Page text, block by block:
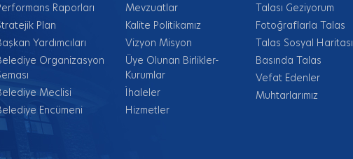
Raporları
Plan
Yardımcıları
Organizasyon
Meclisi
Encümeni
Mevzuatlar
Kalite Politikamız
Vizyon Misyon
Üye Olunan Birlikler-
Kurumlar
İhaleler
Hizmetler
Talası Geziyorum
Fotoğraflarla Talas
Talas Sosyal Haritası
Basında Talas
Vefat Edenler
Muhtarlarımız